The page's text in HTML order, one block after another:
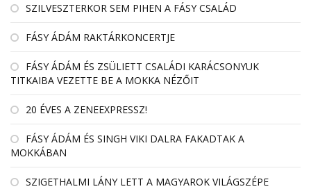
SZILVESZTERKOR SEM PIHEN A FÁSY CSALÁD
FÁSY ÁDÁM RAKTÁRKONCERTJE
FÁSY ÁDÁM ÉS ZSÜLIETT CSALÁDI KARÁCSONYUK
TITKAIBA VEZETTE BE A MOKKA NÉZŐIT
20 ÉVES A ZENEEXPRESSZ!
FÁSY ÁDÁM ÉS SINGH VIKI DALRA FAKADTAK A
MOKKÁBAN
SZIGETHALMI LÁNY LETT A MAGYAROK VILÁGSZÉPE